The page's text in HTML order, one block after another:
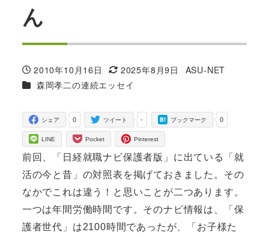
ん
投稿日
2010年10月16日
更新日
2025年8月9日
著
ASU-NET
カテゴリー
森岡孝二の連続エッセイ
0
シェア -
ツイート 0
ブックマーク
LINE Pocket Pinterest
前回、「日経就職ナビ保護者版」に出ている「就
活の今と昔」の対照表を掲げておきました。その
なかでこれは違う！と思いことが二つあります。
一つは年間労働時間です。そのナビ情報は、「保
護者世代」は2100時間であったが、「お子様た